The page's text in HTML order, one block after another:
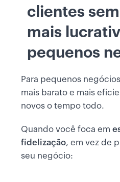
clientes
mais
pequenos
Para pequenos
mais barato e mais
novos o tempo todo.
Quando você foca em
fidelização, em vez de
seu negócio: